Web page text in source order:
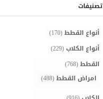
تصنيفات
أنواع القطط(170)
أنواع الكلاب(229)
القطط(768)
امراض القطط(488)